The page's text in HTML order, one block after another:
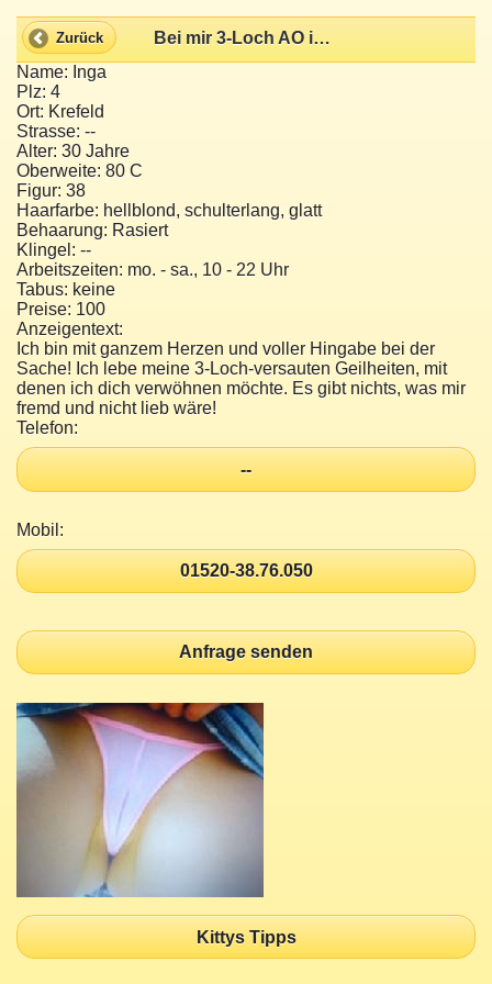
Zurück
Bei mir 3-Loch AO in alle Löcher ficken?
Name: Inga
Plz: 4
Ort: Krefeld
Strasse: --
Alter: 30 Jahre
Oberweite: 80 C
Figur: 38
Haarfarbe: hellblond, schulterlang, glatt
Behaarung: Rasiert
Klingel: --
Arbeitszeiten: mo. - sa., 10 - 22 Uhr
Tabus: keine
Preise: 100
Anzeigentext:
Ich bin mit ganzem Herzen und voller Hingabe bei der
Sache! Ich lebe meine 3-Loch-versauten Geilheiten, mit
denen ich dich verwöhnen möchte. Es gibt nichts, was mir
fremd und nicht lieb wäre!
Telefon:
--
Mobil:
01520-38.76.050
Anfrage senden
Kittys Tipps